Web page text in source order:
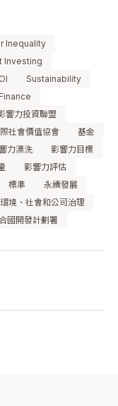
Inequality
Investing
Sustainability
響力投資聯盟
社會價值協會
基金
力漂洗
影響力目標
影響力評估
標準
永續發展
環境、社會和公司治理
國開發計劃署